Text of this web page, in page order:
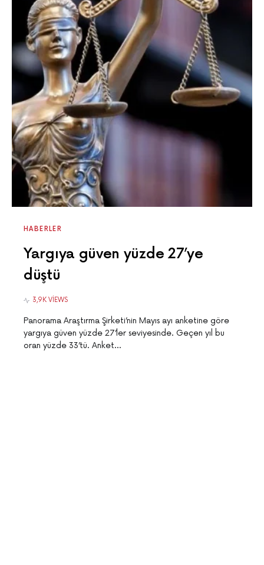
HABERLER
Yargıya güven yüzde 27’ye
düştü
3,9K VIEWS
Panorama Araştırma Şirketi’nin Mayıs ayı anketine göre
yargıya güven yüzde 27’ler seviyesinde. Geçen yıl bu
oran yüzde 33’tü. Anket…